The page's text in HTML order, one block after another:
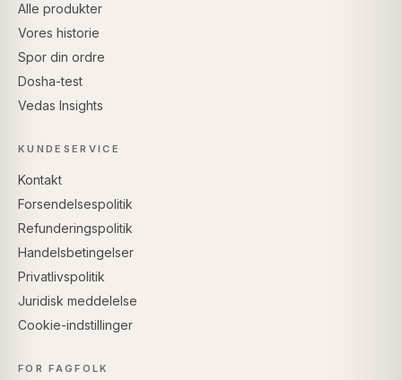
Alle produkter
Vores historie
Spor din ordre
Dosha-test
Vedas Insights
KUNDESERVICE
Kontakt
Forsendelsespolitik
Refunderingspolitik
Handelsbetingelser
Privatlivspolitik
Juridisk meddelelse
Cookie-indstillinger
FOR FAGFOLK